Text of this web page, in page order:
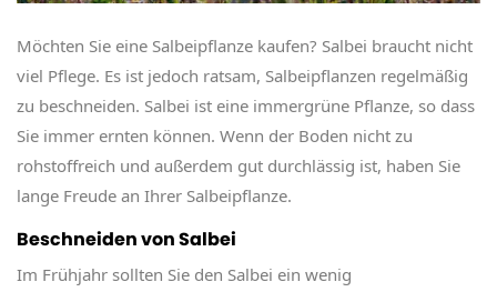
Möchten Sie eine Salbeipflanze kaufen? Salbei braucht nicht
viel Pflege. Es ist jedoch ratsam, Salbeipflanzen regelmäßig
zu beschneiden. Salbei ist eine immergrüne Pflanze, so dass
Sie immer ernten können. Wenn der Boden nicht zu
rohstoffreich und außerdem gut durchlässig ist, haben Sie
lange Freude an Ihrer Salbeipflanze.
Beschneiden von Salbei
Im Frühjahr sollten Sie den Salbei ein wenig